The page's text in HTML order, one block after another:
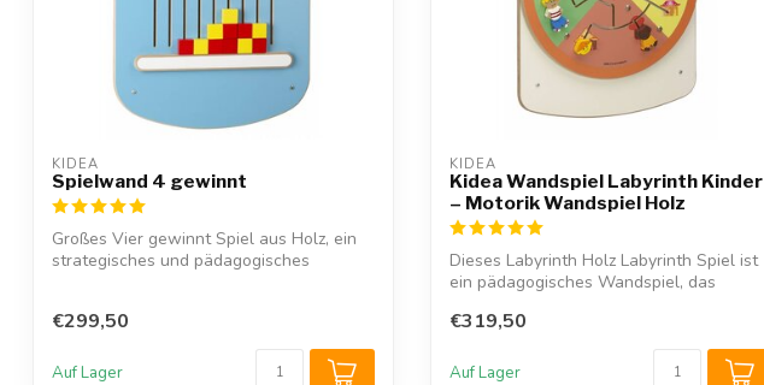
KIDEA
Spielwand 4 gewinnt
Großes Vier gewinnt Spiel aus Holz, ein
strategisches und pädagogisches
€299,50
Auf Lager
KIDEA
Kidea Wandspiel Labyrinth Kinder
– Motorik Wandspiel Holz
Dieses Labyrinth Holz Labyrinth Spiel ist
ein pädagogisches Wandspiel, das
€319,50
Auf Lager